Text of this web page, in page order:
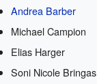
Andrea Barber
Michael Campion
Elias Harger
Soni Nicole Bringas